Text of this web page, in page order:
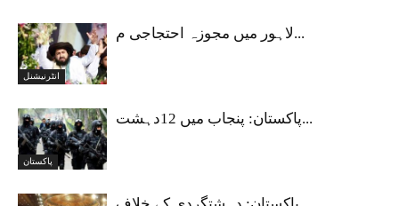
انٹرنیشنل
لاہور میں مجوزہ احتجاجی م...
پاکستان
پاکستان: پنجاب میں 12دہشت...